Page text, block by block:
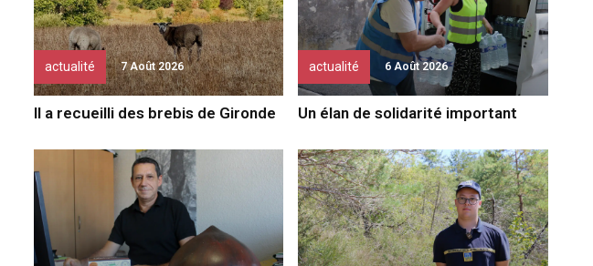
actualité 7 Août 2026
Il a recueilli des brebis de Gironde
actualité 6 Août 2026
Un élan de solidarité important